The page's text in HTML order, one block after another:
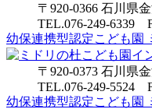
〒920-0366 石川県
TEL.076-249-6339
幼保連携型認定こども園
〒920-0373 石川県
TEL.076-249-5524
幼保連携型認定こども園